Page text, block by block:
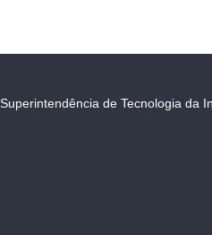
Superintendência de Tecnologia da